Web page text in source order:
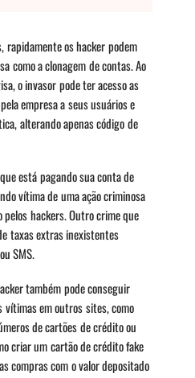
rapidamente os hacker podem
como a clonagem de contas. Ao
o invasor pode ter acesso as
empresa a seus usuários e
alterando apenas código de
está pagando sua conta de
vítima de uma ação criminosa
hackers. Outro crime que
taxas extras inexistentes
SMS.
também pode conseguir
vítimas em outros sites, como
de cartões de crédito ou
criar um cartão de crédito fake
compras com o valor depositado